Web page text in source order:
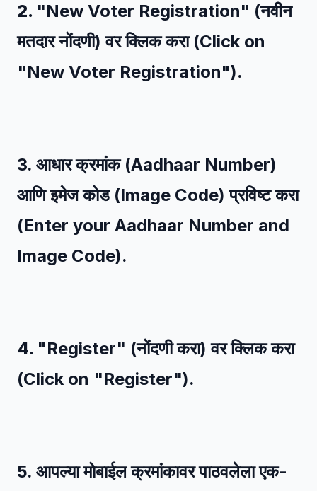
2. "New Voter Registration" (नवीन
मतदार नोंदणी) वर क्लिक करा (Click on
"New Voter Registration").
3. आधार क्रमांक (Aadhaar Number)
आणि इमेज कोड (Image Code) प्रविष्ट करा
(Enter your Aadhaar Number and
Image Code).
4. "Register" (नोंदणी करा) वर क्लिक करा
(Click on "Register").
5. आपल्या मोबाईल क्रमांकावर पाठवलेला एक-